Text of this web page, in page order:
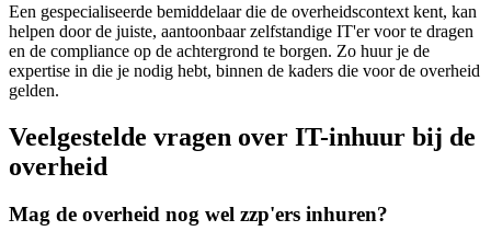
Een gespecialiseerde bemiddelaar die de overheidscontext kent, kan
helpen door de juiste, aantoonbaar zelfstandige IT'er voor te dragen
en de compliance op de achtergrond te borgen. Zo huur je de
expertise in die je nodig hebt, binnen de kaders die voor de overheid
gelden.
Veelgestelde vragen over IT-inhuur bij de
overheid
Mag de overheid nog wel zzp'ers inhuren?